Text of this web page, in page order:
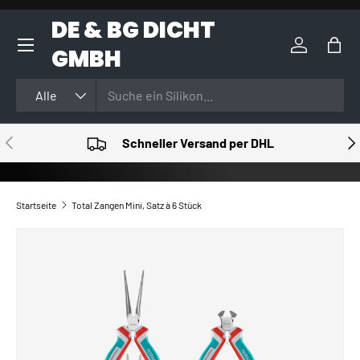
DIREKT ZUM INHALT
DE & BG DICHT
GMBH
Alle
Einloggen
VORHERIGE Schneller Versand per DHL
Startseite Total Zangen Mini, Satz à 6 Stück